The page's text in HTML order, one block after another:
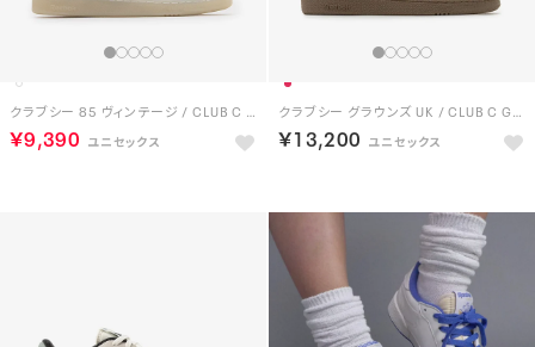
クラブシー 85 ヴィンテージ / CLUB C 85 VINTAGE （ホワイト）
￥9,390
クラブシー グラウンズ UK / CLUB C GROUNDS UK （レッド）
￥13,200